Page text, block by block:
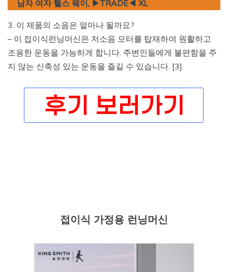
남자 여자 헬스 웨이, ▶TRADE◀ XL
3. 이 제품의 소음은 얼마나 될까요?
– 이 접이식런닝머신은 저소음 모터를 탑재하여 원활하고
조용한 운동을 가능하게 합니다. 주변인들에게 불편함을 주
지 않는 신축성 있는 운동을 즐길 수 있습니다. [3]
접이식 가정용 런닝머신